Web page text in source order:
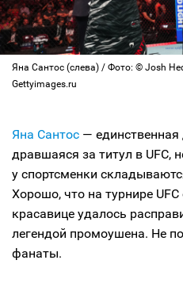
Яна Сантос (слева) / Фото: © Josh
Gettyimages.ru
Яна Сантос — единственная
дравшаяся за титул в UFC,
у спортсменки
Хорошо, что на турнире
красавице удалось
легендой промоушена. Не
фанаты.